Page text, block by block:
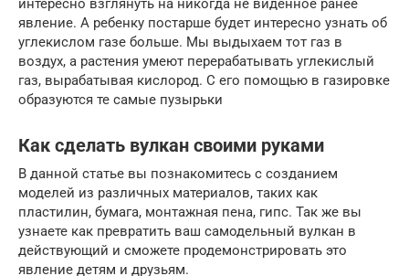
интересно взглянуть на никогда не виденное ранее
явление. А ребенку постарше будет интересно узнать об
углекислом газе больше. Мы выдыхаем тот газ в
воздух, а растения умеют перерабатывать углекислый
газ, вырабатывая кислород. С его помощью в газировке
образуются те самые пузырьки
Как сделать вулкан своими руками
В данной статье вы познакомитесь с созданием
моделей из различных материалов, таких как
пластилин, бумага, монтажная пена, гипс. Так же вы
узнаете как превратить ваш самодельный вулкан в
действующий и сможете продемонстрировать это
явление детям и друзьям.